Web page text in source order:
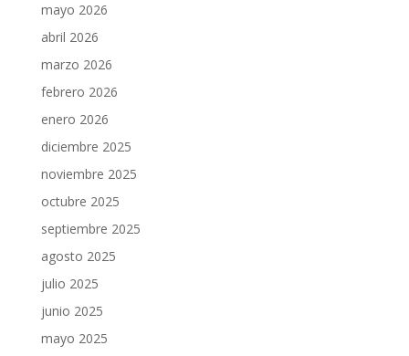
mayo 2026
abril 2026
marzo 2026
febrero 2026
enero 2026
diciembre 2025
noviembre 2025
octubre 2025
septiembre 2025
agosto 2025
julio 2025
junio 2025
mayo 2025